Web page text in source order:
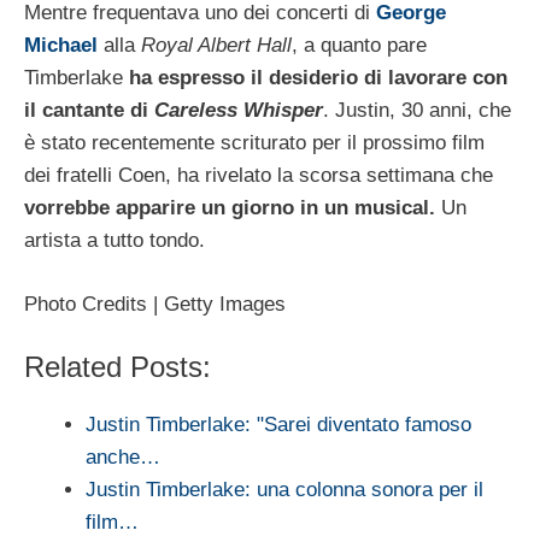
Mentre frequentava uno dei concerti di George
Michael alla Royal Albert Hall, a quanto pare
Timberlake ha espresso il desiderio di lavorare con
il cantante di Careless Whisper. Justin, 30 anni, che
è stato recentemente scriturato per il prossimo film
dei fratelli Coen, ha rivelato la scorsa settimana che
vorrebbe apparire un giorno in un musical. Un
artista a tutto tondo.
Photo Credits | Getty Images
Related Posts:
Justin Timberlake: "Sarei diventato famoso
anche…
Justin Timberlake: una colonna sonora per il
film…